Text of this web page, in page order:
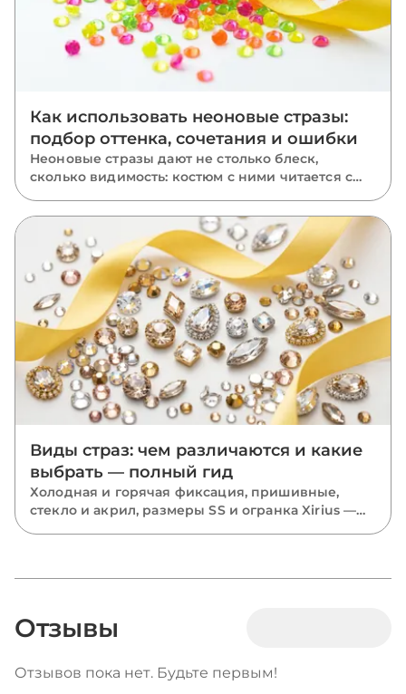
Как использовать неоновые стразы:
подбор оттенка, сочетания и ошибки
Неоновые стразы дают не столько блеск,
сколько видимость: костюм с ними читается с
отличается от классики, где он работает лучше
всего, как подобрать оттенок к ткани, с чем
сочетать и каких ошибок избегать.
Виды страз: чем различаются и какие
выбрать — полный гид
Холодная и горячая фиксация, пришивные,
стекло и акрил, размеры SS и огранка Xirius —
Отзывы
Отзывов пока нет. Будьте первым!